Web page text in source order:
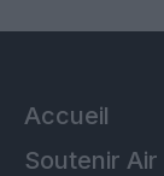
Accueil
Soutenir